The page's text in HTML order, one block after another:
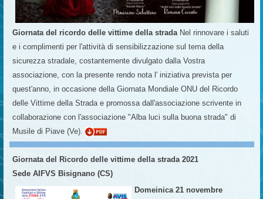
Giornata del ricordo delle vittime della stradaNel rinnovare i saluti
e i complimenti per l'attività di sensibilizzazione sul tema della
sicurezza stradale, costantemente divulgato dalla Vostra
associazione, con la presente rendo nota l' iniziativa prevista per
quest'anno, in occasione della Giornata Mondiale ONU del Ricordo
delle Vittime della Strada e promossa dall'associazione scrivente in
collaborazione con l'associazione "Alba luci sulla buona strada" di
Musile di Piave (Ve).
Giornata del Ricordo delle vittime della strada 2021
Sede AIFVS Bisignano (CS)
Domeinica 21 novembre